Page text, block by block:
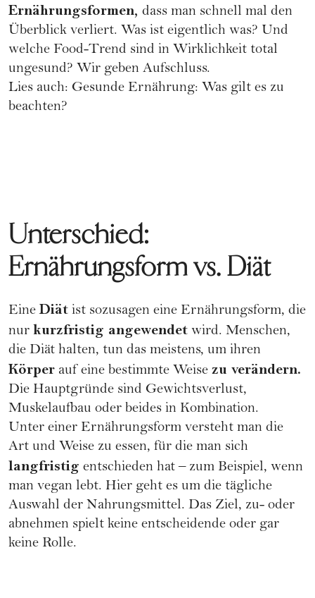
Ernährungsformen, dass man schnell mal den
Überblick verliert. Was ist eigentlich was? Und
welche Food-Trend sind in Wirklichkeit total
ungesund? Wir geben Aufschluss.
Lies auch: Gesunde Ernährung: Was gilt es zu
beachten?
Unterschied:
Ernährungsform vs. Diät
EineDiät ist sozusagen eine Ernährungsform, die
nur kurzfristig angewendet wird. Menschen,
die Diät halten, tun das meistens, um ihren
Körper auf eine bestimmte Weise zu verändern.
Die Hauptgründe sind Gewichtsverlust,
Muskelaufbau oder beides in Kombination.
Unter einer Ernährungsform versteht man die
Art und Weise zu essen, für die man sich
langfristig entschieden hat – zum Beispiel, wenn
man vegan lebt. Hier geht es um die tägliche
Auswahl der Nahrungsmittel. Das Ziel, zu- oder
abnehmen spielt keine entscheidende oder gar
keine Rolle.